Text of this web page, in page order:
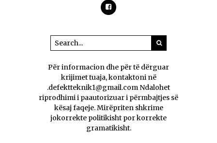
Për informacion dhe për të dërguar
krijimet tuaja, kontaktoni në
.defektteknik1@gmail.com Ndalohet
riprodhimi i paautorizuar i përmbajtjes së
kësaj faqeje. Mirëpriten shkrime
jokorrekte politikisht por korrekte
gramatikisht.